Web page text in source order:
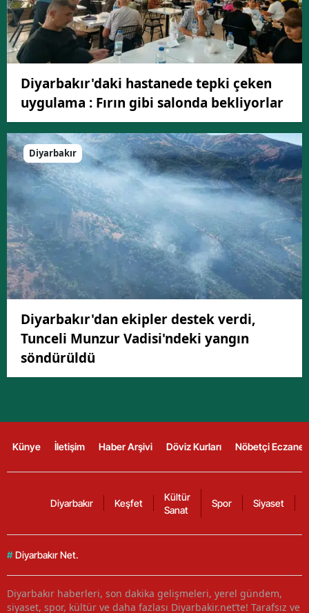
Diyarbakır'daki hastanede tepki çeken
uygulama : Fırın gibi salonda bekliyorlar
Diyarbakır
Diyarbakır'dan ekipler destek verdi,
Tunceli Munzur Vadisi'ndeki yangın
söndürüldü
Künye İletişim Haber Arşivi Döviz Kurları Nöbetçi
Diyarbakır Keşfet
Kültür
Sanat
Spor Siyaset
# Diyarbakır Net.
Diyarbakır haberleri, son dakika gelişmeleri, yerel gündem,
siyaset, spor, kültür ve daha fazlası Diyarbakir.net’te! Tarafsız ve